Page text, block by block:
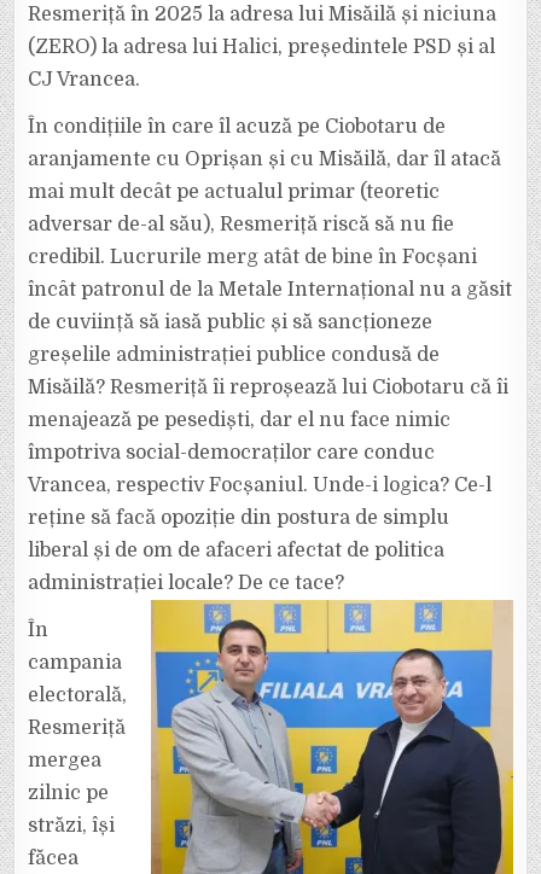
Resmeriță în 2025 la adresa lui Misăilă și niciuna
(ZERO) la adresa lui Halici, președintele PSD și al
CJ Vrancea.
În condițiile în care îl acuză pe Ciobotaru de
aranjamente cu Oprișan și cu Misăilă, dar îl atacă
mai mult decât pe actualul primar (teoretic
adversar de-al său), Resmeriță riscă să nu fie
credibil. Lucrurile merg atât de bine în Focșani
încât patronul de la Metale Internațional nu a găsit
de cuviință să iasă public și să sancționeze
greșelile administrației publice condusă de
Misăilă? Resmeriță îi reproșează lui Ciobotaru că îi
menajează pe pesediști, dar el nu face nimic
împotriva social-democraților care conduc
Vrancea, respectiv Focșaniul. Unde-i logica? Ce-l
reține să facă opoziție din postura de simplu
liberal și de om de afaceri afectat de politica
administrației locale? De ce tace?
În
campania
electorală,
Resmeriță
mergea
zilnic pe
străzi, își
făcea